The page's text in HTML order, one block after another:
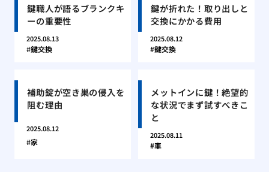
鍵職人が語るブランクキ
ーの重要性
2025.08.13
鍵交換
鍵が折れた！取り出しと
交換にかかる費用
2025.08.12
鍵交換
補助錠が空き巣の侵入を
阻む理由
2025.08.12
家
メットインに鍵！絶望的
な状況でまず試すべきこ
と
2025.08.11
車